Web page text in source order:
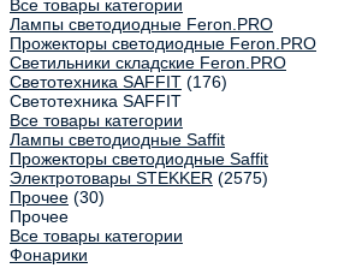
Все товары категории
Лампы светодиодные Feron.PRO
Прожекторы светодиодные Feron.PRO
Светильники складские Feron.PRO
Светотехника SAFFIT (176)
Светотехника SAFFIT
Все товары категории
Лампы светодиодные Saffit
Прожекторы светодиодные Saffit
Электротовары STEKKER (2575)
Прочее (30)
Прочее
Все товары категории
Фонарики